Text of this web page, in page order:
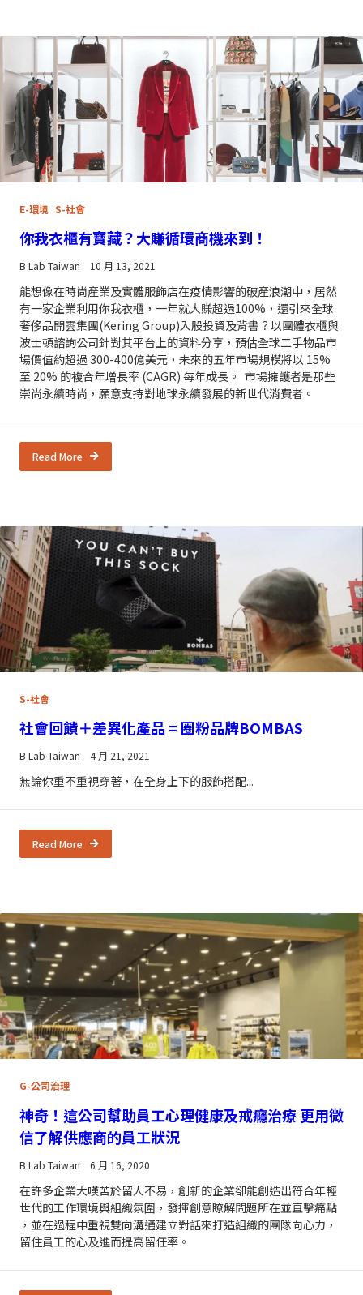
E-環境 S-社會
你我衣櫃有寶藏？大賺循環商機來到！
B Lab Taiwan 10 月 13, 2021
能想像在時尚產業及實體服飾店在疫情影響的破產浪潮中，居然
有一家企業利用你我衣櫃，一年就大賺超過100%，還引來全球
奢侈品開雲集團(Kering Group)入股投資及背書？以團體衣櫃與
波士頓諮詢公司針對其平台上的資料分享，預估全球二手物品市
場價值約超過 300-400億美元，未來的五年市場規模將以 15%
至 20% 的複合年增長率 (CAGR) 每年成長。 市場擁護者是那些
崇尚永續時尚，願意支持對地球永續發展的新世代消費者。
Read More
S-社會
社會回饋＋差異化產品 = 圈粉品牌BOMBAS
B Lab Taiwan 4 月 21, 2021
無論你重不重視穿著，在全身上下的服飾搭配...
Read More
G-公司治理
神奇！這公司幫助員工心理健康及戒癮治療 更用微
信了解供應商的員工狀況
B Lab Taiwan 6 月 16, 2020
在許多企業大嘆苦於留人不易，創新的企業卻能創造出符合年輕
世代的工作環境與組織氛圍，發揮創意瞭解問題所在並直擊痛點
，並在過程中重視雙向溝通建立對話來打造組織的團隊向心力，
留住員工的心及進而提高留任率。